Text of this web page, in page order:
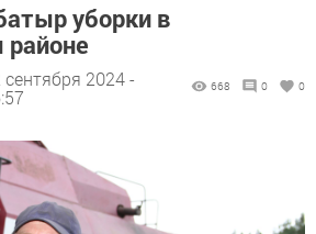
уборки в
сентября 2024 -
668 0 0